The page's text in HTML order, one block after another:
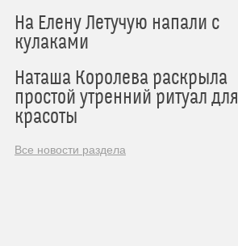
На Елену Летучую напали с
кулаками
Наташа Королева раскрыла
простой утренний ритуал для
красоты
Все новости раздела